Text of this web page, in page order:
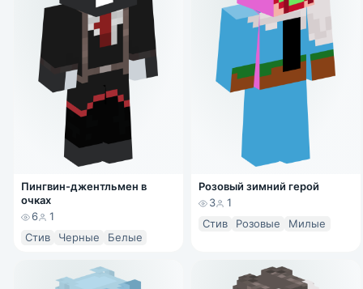
Пингвин-джентльмен в
очках
6
1
Стив
Черные Белые
Розовый зимний герой
3
1
Стив
Розовые Милые